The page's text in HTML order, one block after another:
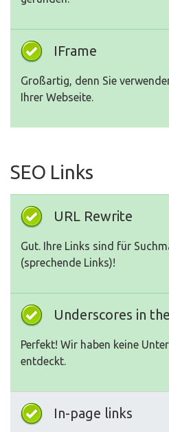
IFrame
Großartig, denn Sie
Ihrer Webseite.
SEO Links
URL Rewrite
Gut. Ihre Links sind für
(sprechende Links)!
Underscores in
Perfekt! Wir haben keine
entdeckt.
In-page links